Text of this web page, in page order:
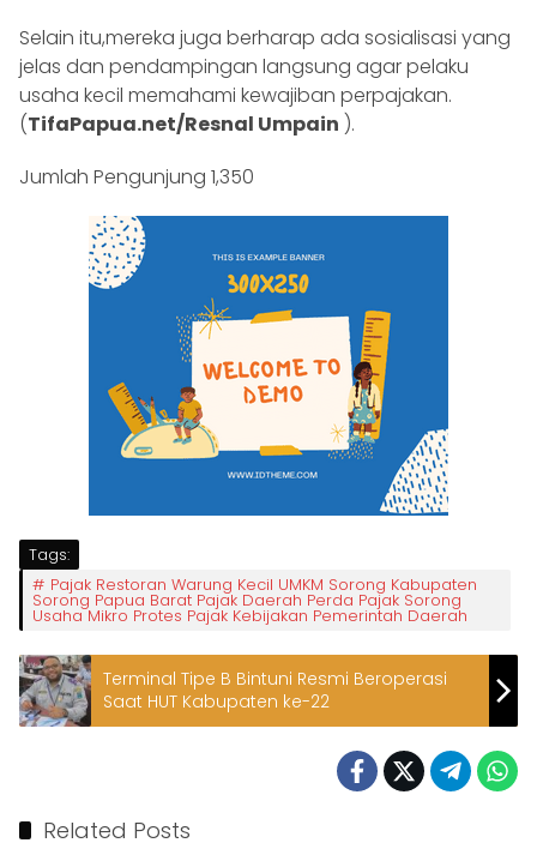
Selain itu,mereka juga berharap ada sosialisasi yang
jelas dan pendampingan langsung agar pelaku
usaha kecil memahami kewajiban perpajakan.
(TifaPapua.net/Resnal Umpain ).
Jumlah Pengunjung 1,350
Tags:
Pajak Restoran Warung Kecil UMKM Sorong Kabupaten
Sorong Papua Barat Pajak Daerah Perda Pajak Sorong
Usaha Mikro Protes Pajak Kebijakan Pemerintah Daerah
Terminal Tipe B Bintuni Resmi Beroperasi
Saat HUT Kabupaten ke-22
Related Posts